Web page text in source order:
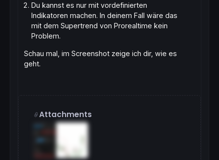
Du kannst es nur mit vordefinierten
Indikatoren machen. In deinem Fall wäre das
mit dem Supertrend von Prorealtime kein
Problem.
Schau mal, im Screenshot zeige ich dir, wie es
geht.
Attachments